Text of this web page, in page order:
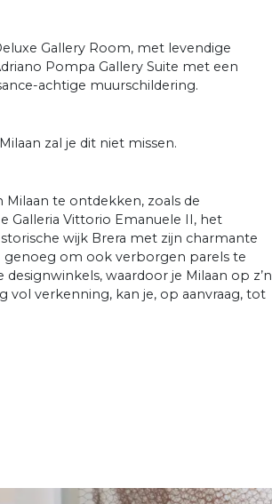
Gallery Room, met levendige
Pompa Gallery Suite met een
achtige muurschildering.
zal je dit niet missen.
te ontdekken, zoals de
Galleria Vittorio Emanuele II, het
wijk Brera met zijn charmante
genoeg om ook verborgen parels te
waardoor je Milaan op z’n
vol verkenning, kan je, op aanvraag, tot